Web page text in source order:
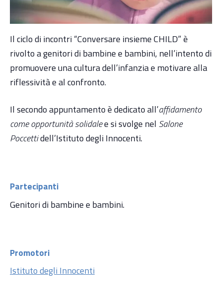
Il ciclo di incontri “Conversare insieme CHILD” è
rivolto a genitori di bambine e bambini, nell’intento di
promuovere una cultura dell’infanzia e motivare alla
riflessività e al confronto.
Il secondo appuntamento è dedicato all’affidamento
come opportunità solidalee si svolge nel Salone
Poccettidell’Istituto degli Innocenti.
Partecipanti
Genitori di bambine e bambini.
Promotori
Istituto degli Innocenti